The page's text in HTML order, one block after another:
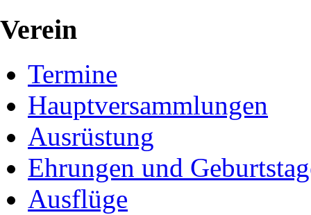
Verein
Termine
Hauptversammlungen
Ausrüstung
Ehrungen und
Ausflüge